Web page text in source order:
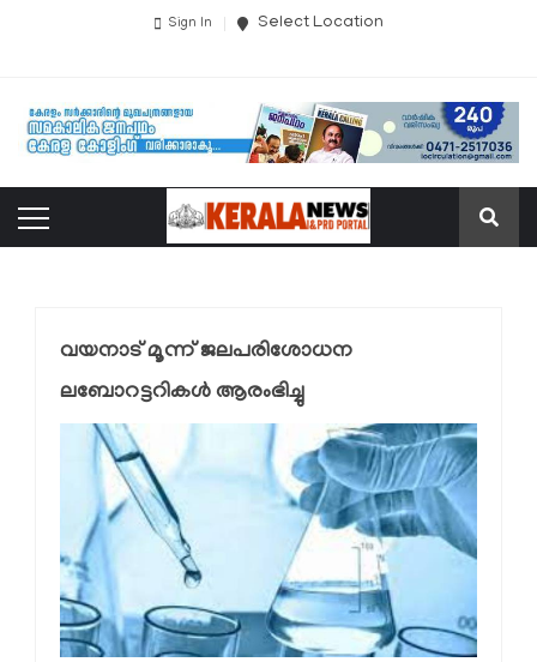
Sign In Select Location
വയനാട് മൂന്ന് ജലപരിശോധന
ലബോറട്ടറികള്‍ ആരംഭിച്ചു